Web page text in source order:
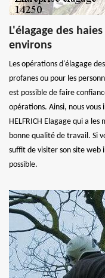
L'élagage des
environs
Les opérations d'élagage
profanes ou pour les
est possible de faire
opérations. Ainsi, nous vous
HELFRICH Elagage qui a
bonne qualité de travail. Si
suffit de visiter son site web
possible.